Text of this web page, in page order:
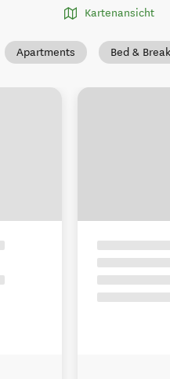
Kartenansicht
Apartments Bed &